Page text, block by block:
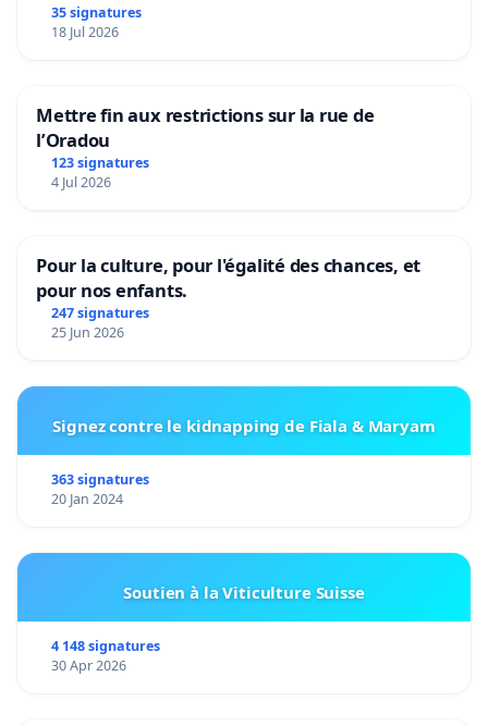
35 signatures
18 Jul 2026
Mettre fin aux restrictions sur la rue de
l’Oradou
123 signatures
4 Jul 2026
Pour la culture, pour l'égalité des chances, et
pour nos enfants.
247 signatures
25 Jun 2026
Signez contre le kidnapping de Fiala & Maryam
363 signatures
20 Jan 2024
Soutien à la Viticulture Suisse
4 148 signatures
30 Apr 2026